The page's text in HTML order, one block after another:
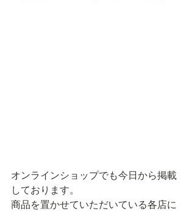
オンラインショップでも今日から掲載
しております。
商品を置かせていただいている各店に